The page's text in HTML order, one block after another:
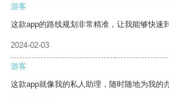
游客
这款app的路线规划非常精准，让我能够快速
2024-02-03
游客
这款app就像我的私人助理，随时随地为我的